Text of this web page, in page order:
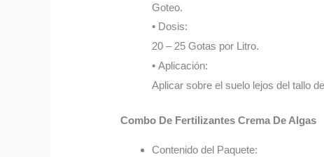
Goteo.
• Dosis:
20 – 25 Gotas por Litro.
• Aplicación:
Aplicar sobre el suelo lejos del tallo
Combo De Fertilizantes Crema De Algas
Contenido del Paquete: